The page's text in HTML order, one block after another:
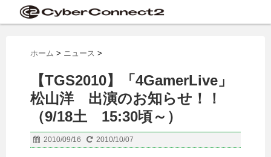
ホーム > ニュース >
【TGS2010】「4GamerLive」
松山洋 出演のお知らせ！！
（9/18土 15:30頃～）
2010/09/16 2010/10/07